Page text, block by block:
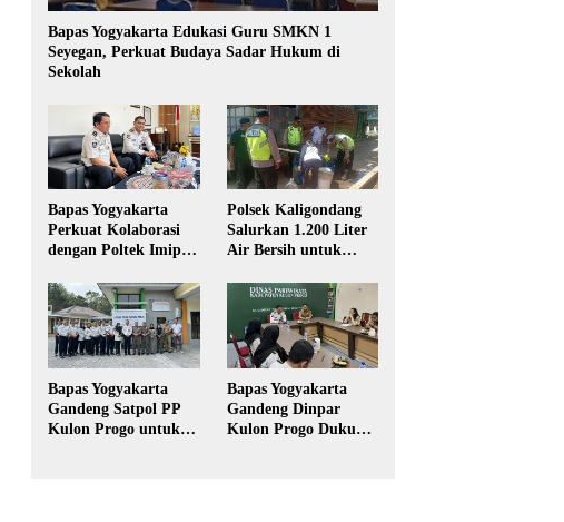
Bapas Yogyakarta Edukasi Guru SMKN 1
Seyegan, Perkuat Budaya Sadar Hukum di
Sekolah
Bapas Yogyakarta
Perkuat Kolaborasi
dengan Poltek Imipas,
Magang Taruna
Polsek Kaligondang
Salurkan 1.200 Liter
Air Bersih untuk
Kekeringan di
Purbalingga
Bapas Yogyakarta
Gandeng Satpol PP
Kulon Progo untuk
Bapas Yogyakarta
Gandeng Dinpar
Kulon Progo Dukung